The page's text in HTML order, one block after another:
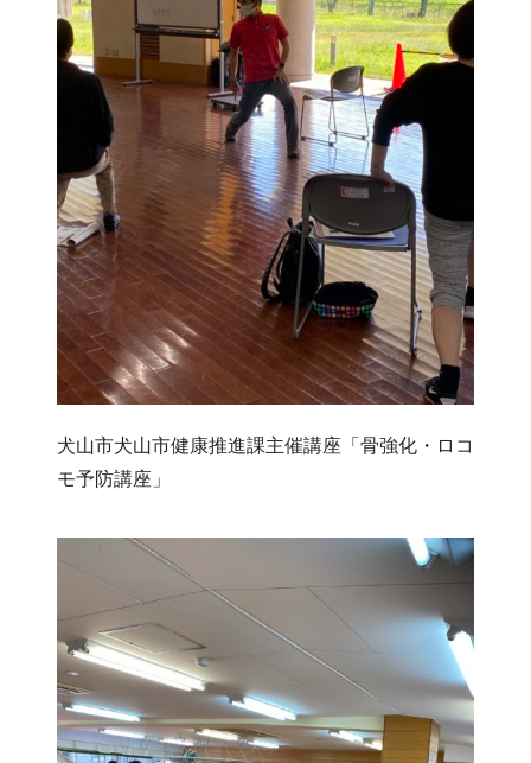
犬山市犬山市健康推進課主催講座「骨強化・ロコ
モ予防講座」